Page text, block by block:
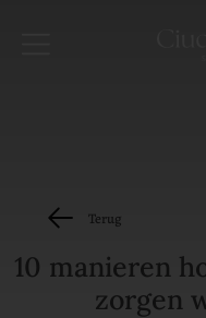
Terug
10 manieren
zorgen